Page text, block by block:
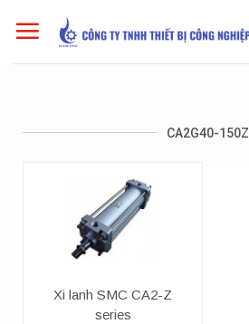
CA2G40-150Z
Xi lanh SMC CA2-Z
series